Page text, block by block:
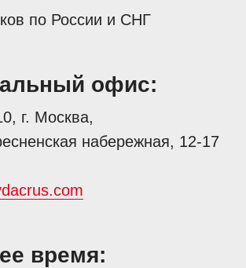
по России и СНГ
г. Москва,
набережная, 12-17
офис:
время: